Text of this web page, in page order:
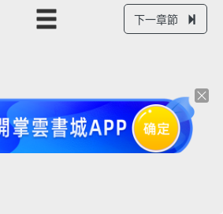
下一章節